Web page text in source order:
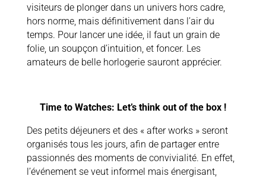
visiteurs de plonger dans un univers hors cadre,
hors norme, mais définitivement dans l’air du
temps. Pour lancer une idée, il faut un grain de
folie, un soupçon d’intuition, et foncer. Les
amateurs de belle horlogerie sauront apprécier.
Time to Watches: Let’s think out of the box !
Des petits déjeuners et des « after works » seront
organisés tous les jours, afin de partager entre
passionnés des moments de convivialité. En effet,
l’événement se veut informel mais énergisant,